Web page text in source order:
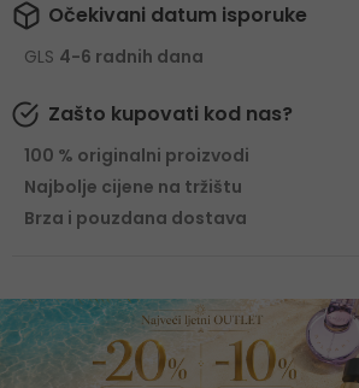
Očekivani datum isporuke
GLS 4-6 radnih dana
Zašto kupovati kod nas?
100 % originalni proizvodi
Najbolje cijene na tržištu
Brza i pouzdana dostava